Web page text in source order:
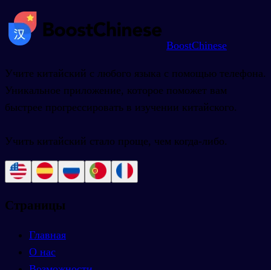
BoostChinese
Учите китайский с любого языка с помощью телефона.
Уникальное приложение, которое поможет вам
быстрее прогрессировать в изучении китайского.
Учить китайский стало проще, чем когда-либо.
Страницы
Главная
О нас